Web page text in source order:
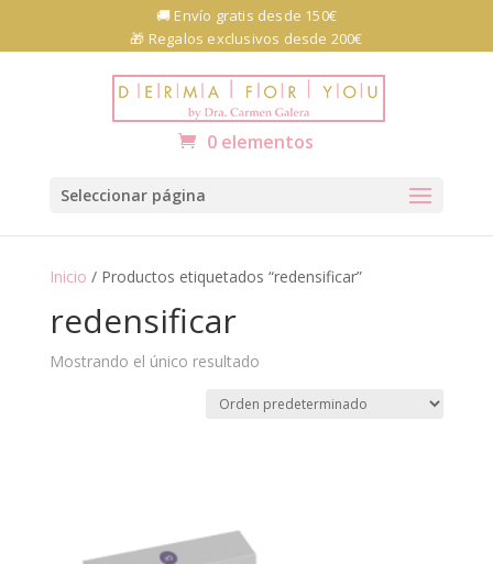
Abrir barra de herramientas
🚚 Envío gratis desde 150€
🎁 Regalos exclusivos desde 200€
0 elementos
Seleccionar página
Inicio / Productos etiquetados “redensificar”
redensificar
Mostrando el único resultado